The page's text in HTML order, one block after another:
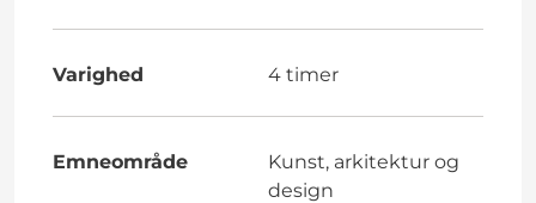
Varighed 4 timer
Emneområde
Kunst, arkitektur og
design